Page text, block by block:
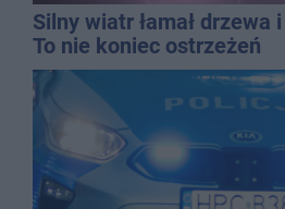
Silny wiatr łamał drzewa
To nie koniec ostrzeżeń